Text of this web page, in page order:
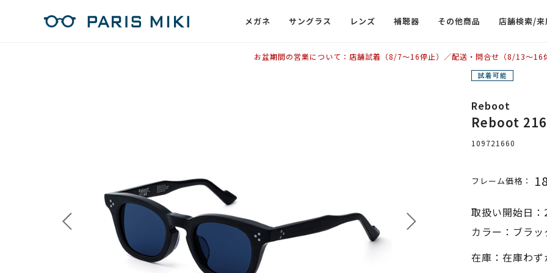
メガネ サングラス レンズ 補聴器 その他商品 店舗検索/
お盆期間の営業について：店舗試着（8/7〜16停止）／配送・問合せ（8/13〜16
Reboot
Reboot 216
109721660
フレーム価格：
取扱い開始日
カラー：ブラ
在庫：在庫わず